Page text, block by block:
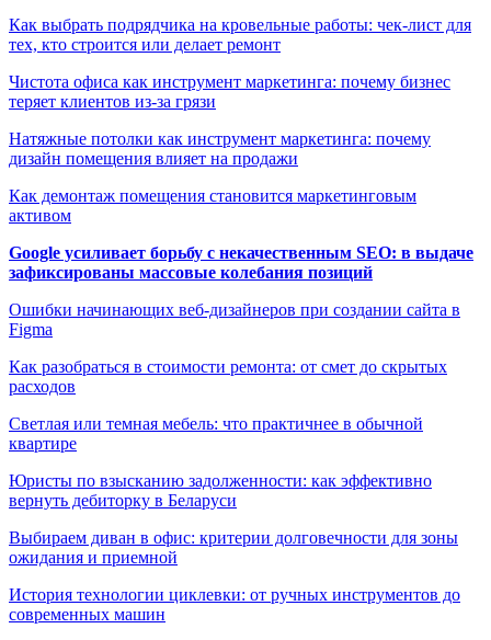
Как выбрать подрядчика на кровельные работы: чек-лист для
тех, кто строится или делает ремонт
Чистота офиса как инструмент маркетинга: почему бизнес
теряет клиентов из-за грязи
Натяжные потолки как инструмент маркетинга: почему
дизайн помещения влияет на продажи
Как демонтаж помещения становится маркетинговым
активом
Google усиливает борьбу с некачественным SEO: в выдаче
зафиксированы массовые колебания позиций
Ошибки начинающих веб-дизайнеров при создании сайта в
Figma
Как разобраться в стоимости ремонта: от смет до скрытых
расходов
Светлая или темная мебель: что практичнее в обычной
квартире
Юристы по взысканию задолженности: как эффективно
вернуть дебиторку в Беларуси
Выбираем диван в офис: критерии долговечности для зоны
ожидания и приемной
История технологии циклевки: от ручных инструментов до
современных машин